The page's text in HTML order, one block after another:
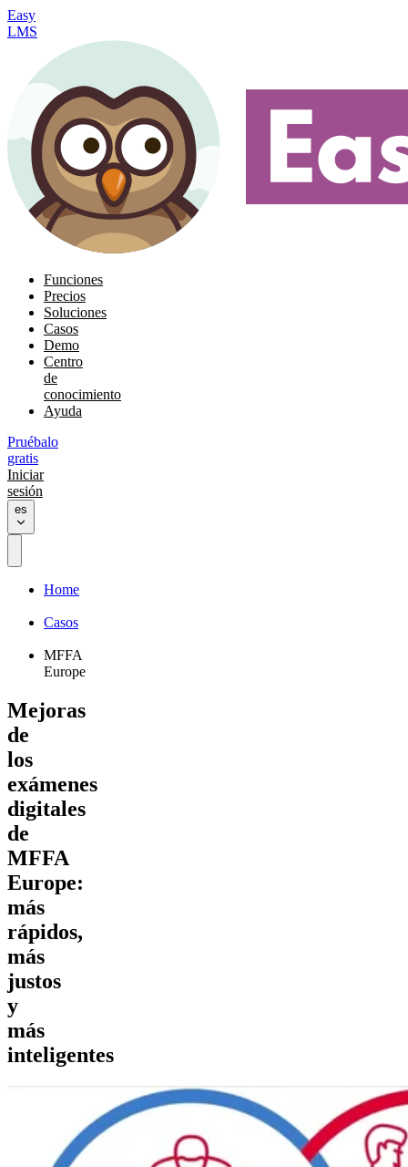
Easy
LMS
Funciones
Precios
Soluciones
Casos
Demo
Centro
de
conocimiento
Ayuda
Pruébalo
gratis
Iniciar
sesión
es
Home
Casos
MFFA
Europe
Mejoras
de
los
exámenes
digitales
de
MFFA
Europe:
más
rápidos,
más
justos
y
más
inteligentes